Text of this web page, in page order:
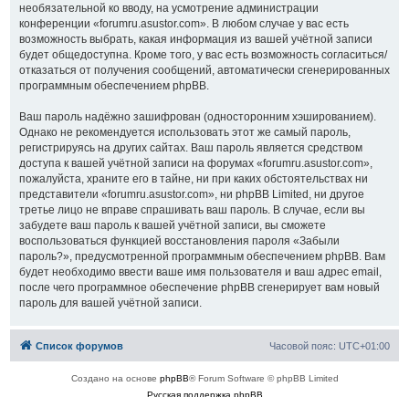
необязательной ко вводу, на усмотрение администрации
конференции «forumru.asustor.com». В любом случае у вас есть
возможность выбрать, какая информация из вашей учётной записи
будет общедоступна. Кроме того, у вас есть возможность согласиться/
отказаться от получения сообщений, автоматически сгенерированных
программным обеспечением phpBB.
Ваш пароль надёжно зашифрован (односторонним хэшированием).
Однако не рекомендуется использовать этот же самый пароль,
регистрируясь на других сайтах. Ваш пароль является средством
доступа к вашей учётной записи на форумах «forumru.asustor.com»,
пожалуйста, храните его в тайне, ни при каких обстоятельствах ни
представители «forumru.asustor.com», ни phpBB Limited, ни другое
третье лицо не вправе спрашивать ваш пароль. В случае, если вы
забудете ваш пароль к вашей учётной записи, вы сможете
воспользоваться функцией восстановления пароля «Забыли
пароль?», предусмотренной программным обеспечением phpBB. Вам
будет необходимо ввести ваше имя пользователя и ваш адрес email,
после чего программное обеспечение phpBB сгенерирует вам новый
пароль для вашей учётной записи.
Список форумов Часовой пояс: UTC+01:00
Создано на основе phpBB® Forum Software © phpBB Limited
Русская поддержка phpBB